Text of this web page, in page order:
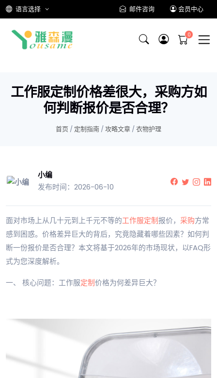
语言选择 邮件咨询 会员中心
工作服定制价格差很大，采购方如
何判断报价是否合理？
首页 / 定制指南 / 攻略文章 / 衣物护理
小编
发布时间：2026-06-10
面对市场上从几十元到上千元不等的工作服定制报价， 采购方常
感到困惑。价格差异巨大的背后，究竟隐藏着哪些因素？如何判
断一份报价是否合理？本文将基于2026年的市场现状，以FAQ形
式为您深度解析。
一、 核心问题：工作服定制价格为何差异巨大？